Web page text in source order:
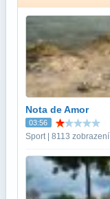
Nota de Amor
03:56
Sport | 8113 zobrazení